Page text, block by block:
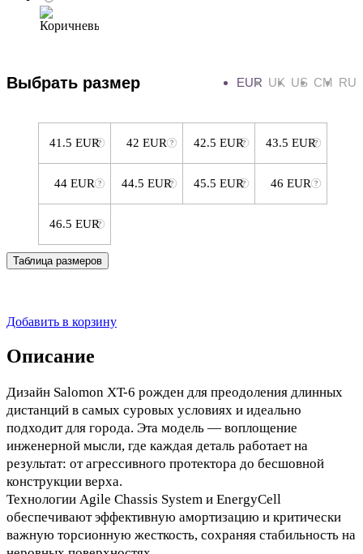
Выбрать размер EUR UK US CM RU
41.5 EUR 42 EUR 42.5 EUR 43.5 EUR
44 EUR 44.5 EUR 45.5 EUR 46 EUR
46.5 EUR
Таблица размеров
Добавить в корзину
Описание
Дизайн Salomon XT-6 рожден для преодоления длинных
дистанций в самых суровых условиях и идеально
подходит для города. Эта модель — воплощение
инженерной мысли, где каждая деталь работает на
результат: от агрессивного протектора до бесшовной
конструкции верха.
Технологии Agile Chassis System и EnergyCell
обеспечивают эффективную амортизацию и критически
важную торсионную жесткость, сохраняя стабильность на